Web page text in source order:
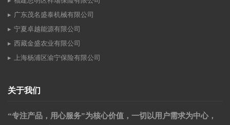
广东茂名盛泰机械有限公司
宁夏卓越能源有限公司
西藏金盛农业有限公司
上海杨浦区渝宁保险有限公司
关于我们
“专注产品，用心服务”为核心价值，一切以用户需求为中心，